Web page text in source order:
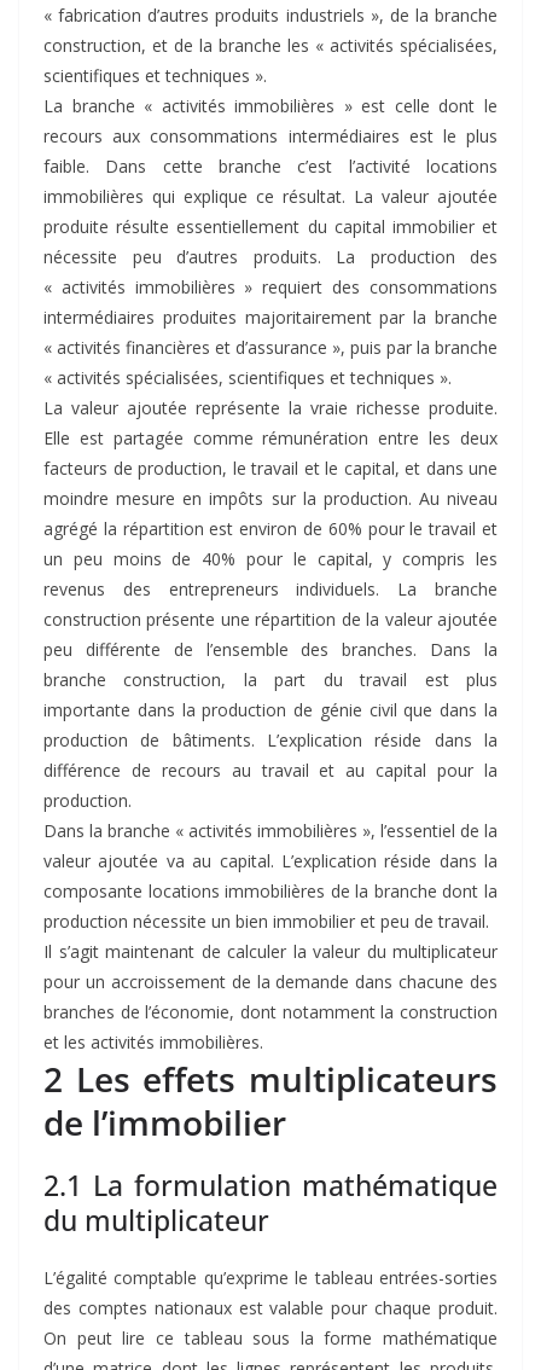
« fabrication d’autres produits industriels », de la branche
construction, et de la branche les « activités spécialisées,
scientifiques et techniques ».
La branche « activités immobilières » est celle dont le
recours aux consommations intermédiaires est le plus
faible. Dans cette branche c’est l’activité locations
immobilières qui explique ce résultat. La valeur ajoutée
produite résulte essentiellement du capital immobilier et
nécessite peu d’autres produits. La production des
« activités immobilières » requiert des consommations
intermédiaires produites majoritairement par la branche
« activités financières et d’assurance », puis par la branche
« activités spécialisées, scientifiques et techniques ».
La valeur ajoutée représente la vraie richesse produite.
Elle est partagée comme rémunération entre les deux
facteurs de production, le travail et le capital, et dans une
moindre mesure en impôts sur la production. Au niveau
agrégé la répartition est environ de 60% pour le travail et
un peu moins de 40% pour le capital, y compris les
revenus des entrepreneurs individuels. La branche
construction présente une répartition de la valeur ajoutée
peu différente de l’ensemble des branches. Dans la
branche construction, la part du travail est plus
importante dans la production de génie civil que dans la
production de bâtiments. L’explication réside dans la
différence de recours au travail et au capital pour la
production.
Dans la branche « activités immobilières », l’essentiel de la
valeur ajoutée va au capital. L’explication réside dans la
composante locations immobilières de la branche dont la
production nécessite un bien immobilier et peu de travail.
Il s’agit maintenant de calculer la valeur du multiplicateur
pour un accroissement de la demande dans chacune des
branches de l’économie, dont notamment la construction
et les activités immobilières.
2 Les effets multiplicateurs
de l’immobilier
2.1 La formulation mathématique
du multiplicateur
L’égalité comptable qu’exprime le tableau entrées-sorties
des comptes nationaux est valable pour chaque produit.
On peut lire ce tableau sous la forme mathématique